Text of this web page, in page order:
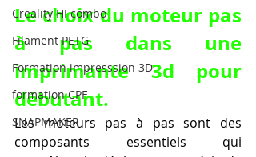
Creality HI combo
Filament PETG
Formation impresssion 3D
formation CPF
SNAPMAKER
Le choix du moteur pas
à pas dans une
imprimante 3d pour
débutant.
Les moteurs pas à pas sont des
composants essentiels qui